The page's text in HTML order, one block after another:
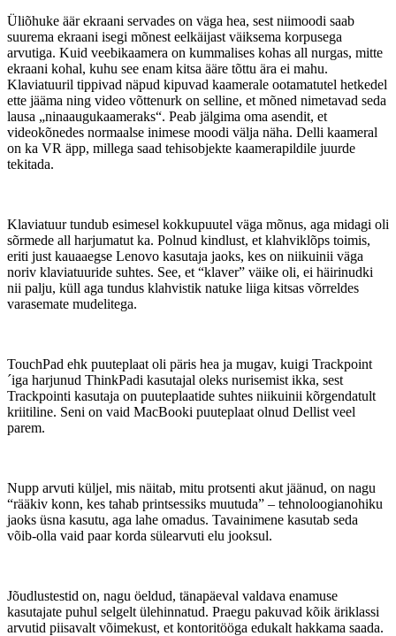
Üliõhuke äär ekraani servades on väga hea, sest niimoodi saab
suurema ekraani isegi mõnest eelkäijast väiksema korpusega
arvutiga. Kuid veebikaamera on kummalises kohas all nurgas, mitte
ekraani kohal, kuhu see enam kitsa ääre tõttu ära ei mahu.
Klaviatuuril tippivad näpud kipuvad kaamerale ootamatutel hetkedel
ette jääma ning video võttenurk on selline, et mõned nimetavad seda
lausa „ninaaugukaameraks“. Peab jälgima oma asendit, et
videokõnedes normaalse inimese moodi välja näha. Delli kaameral
on ka VR äpp, millega saad tehisobjekte kaamerapildile juurde
tekitada.
Klaviatuur tundub esimesel kokkupuutel väga mõnus, aga midagi oli
sõrmede all harjumatut ka. Polnud kindlust, et klahviklõps toimis,
eriti just kauaaegse Lenovo kasutaja jaoks, kes on niikuinii väga
noriv klaviatuuride suhtes. See, et “klaver” väike oli, ei häirinudki
nii palju, küll aga tundus klahvistik natuke liiga kitsas võrreldes
varasemate mudelitega.
TouchPad ehk puuteplaat oli päris hea ja mugav, kuigi Trackpoint
´iga harjunud ThinkPadi kasutajal oleks nurisemist ikka, sest
Trackpointi kasutaja on puuteplaatide suhtes niikuinii kõrgendatult
kriitiline. Seni on vaid MacBooki puuteplaat olnud Dellist veel
parem.
Nupp arvuti küljel, mis näitab, mitu protsenti akut jäänud, on nagu
“rääkiv konn, kes tahab printsessiks muutuda” – tehnoloogianohiku
jaoks üsna kasutu, aga lahe omadus. Tavainimene kasutab seda
võib-olla vaid paar korda sülearvuti elu jooksul.
Jõudlustestid on, nagu öeldud, tänapäeval valdava enamuse
kasutajate puhul selgelt ülehinnatud. Praegu pakuvad kõik äriklassi
arvutid piisavalt võimekust, et kontoritööga edukalt hakkama saada.